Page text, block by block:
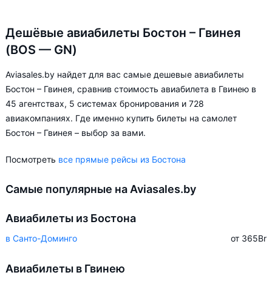
Дешёвые авиабилеты Бостон – Гвинея
(BOS — GN)
Aviasales.by найдет для вас самые дешевые авиабилеты
Бостон – Гвинея, сравнив стоимость авиабилета в Гвинею в
45 агентствах, 5 системах бронирования и 728
авиакомпаниях. Где именно купить билеты на самолет
Бостон – Гвинея – выбор за вами.
Посмотреть все прямые рейсы из Бостона
Самые популярные на Aviasales.by
Авиабилеты из Бостона
в Санто-Доминго от 365Br
Авиабилеты в Гвинею